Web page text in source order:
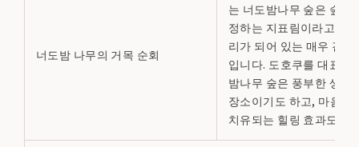
너도밤 나무의 거목 순회
는 너도밤나무 숲은 숲 관
정하는 지표림이라고 불
리가 되어 있는 매우 걷기
입니다. 도호쿠를 대표하
밤나무 숲은 풍부한 생명
장소이기도 하고, 마음과
치유되는 힐링 효과도 있